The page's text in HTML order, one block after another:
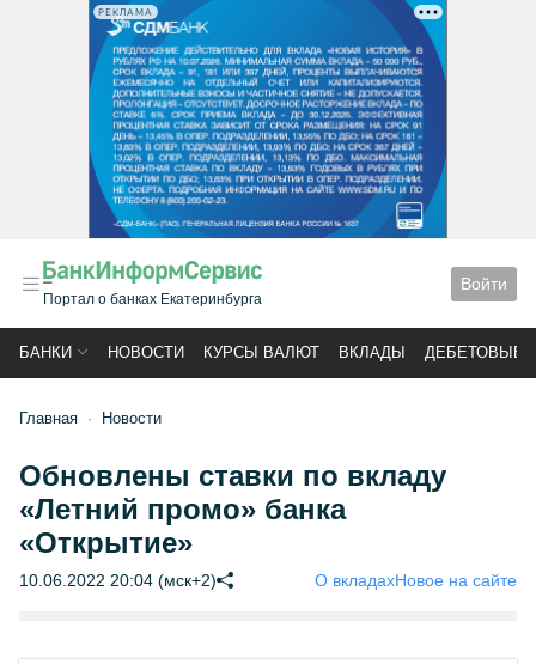
РЕКЛАМА
Портал о банках Екатеринбурга
Войти
БАНКИ НОВОСТИ КУРСЫ ВАЛЮТ ВКЛАДЫ ДЕБЕТОВЫЕ
Главная Новости
Обновлены ставки по вкладу
«Летний промо» банка
«Открытие»
10.06.2022 20:04 (мск+2) О вкладахНовое на сайте